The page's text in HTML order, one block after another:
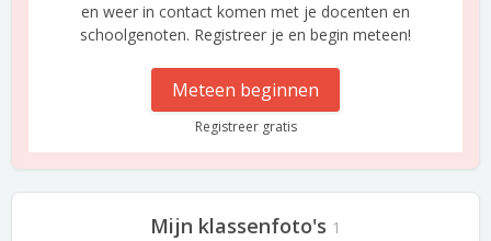
en weer in contact komen met je docenten en
schoolgenoten. Registreer je en begin meteen!
Meteen beginnen
Registreer gratis
Mijn klassenfoto's 1